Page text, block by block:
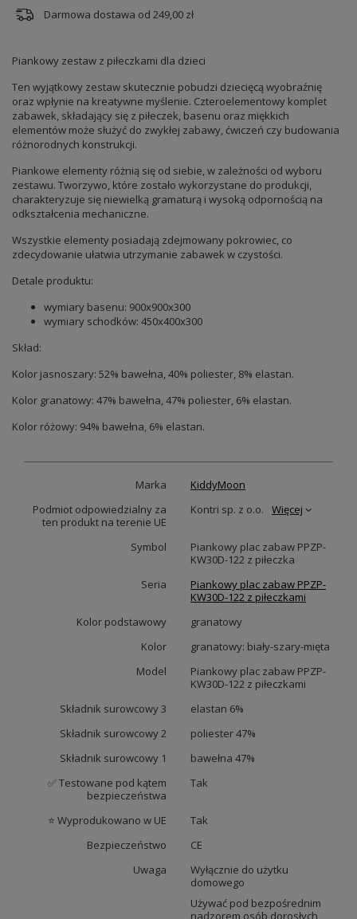
Darmowa dostawa od 249,00 zł
Piankowy zestaw z piłeczkami dla dzieci
Ten wyjątkowy zestaw skutecznie pobudzi dziecięcą wyobraźnię
oraz wpłynie na kreatywne myślenie. Czteroelementowy komplet
zabawek, składający się z piłeczek, basenu oraz miękkich
elementów może służyć do zwykłej zabawy, ćwiczeń czy budowania
różnorodnych konstrukcji.
Piankowe elementy różnią się od siebie, w zależności od wyboru
zestawu. Tworzywo, które zostało wykorzystane do produkcji,
charakteryzuje się niewielką gramaturą i wysoką odpornością na
odkształcenia mechaniczne.
Wszystkie elementy posiadają zdejmowany pokrowiec, co
zdecydowanie ułatwia utrzymanie zabawek w czystości.
Detale produktu:
wymiary basenu: 900x900x300
wymiary schodków: 450x400x300
Skład:
Kolor jasnoszary: 52% bawełna, 40% poliester, 8% elastan.
Kolor granatowy: 47% bawełna, 47% poliester, 6% elastan.
Kolor różowy: 94% bawełna, 6% elastan.
Marka
KiddyMoon
Podmiot odpowiedzialny za
ten produkt na terenie UE
Kontri sp. z o.o. Więcej
Symbol
Piankowy plac zabaw PPZP-
KW30D-122 z piłeczka
Seria
Piankowy plac zabaw PPZP-
KW30D-122 z piłeczkami
Kolor podstawowy
granatowy
Kolor
granatowy: biały-szary-mięta
Model
Piankowy plac zabaw PPZP-
KW30D-122 z piłeczkami
Składnik surowcowy 3
elastan 6%
Składnik surowcowy 2
poliester 47%
Składnik surowcowy 1
bawełna 47%
✅ Testowane pod kątem
bezpieczeństwa
Tak
⭐ Wyprodukowano w UE
Tak
Bezpieczeństwo
CE
Uwaga
Wyłącznie do użytku
domowego
Używać pod bezpośrednim
nadzorem osób dorosłych